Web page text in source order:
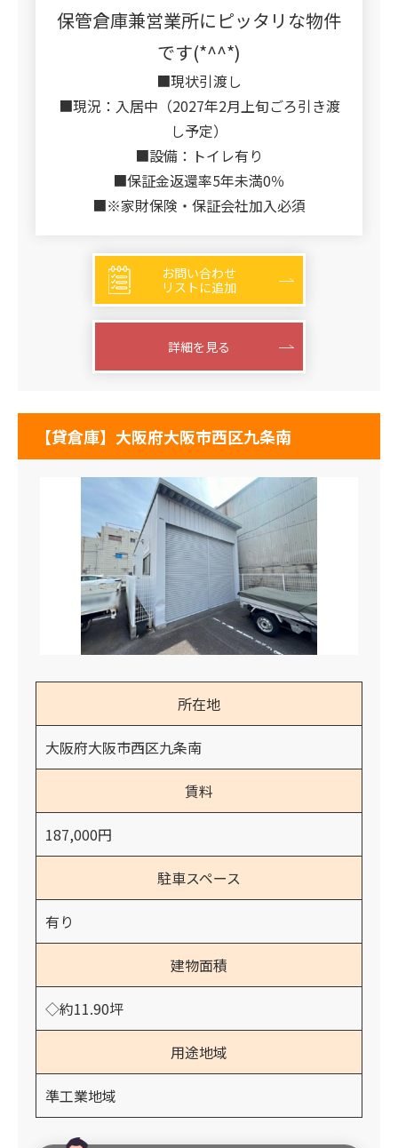
保管倉庫兼営業所にピッタリな物件
です(*^^*)
■現状引渡し
■現況：入居中（2027年2月上旬ごろ引き渡
し予定）
■設備：トイレ有り
■保証金返還率5年未満0％
■※家財保険・保証会社加入必須
お問い合わせ
リストに追加
詳細を見る
【貸倉庫】大阪府大阪市西区九条南
所在地
大阪府大阪市西区九条南
賃料
187,000円
駐車スペース
有り
建物面積
◇約11.90坪
用途地域
準工業地域